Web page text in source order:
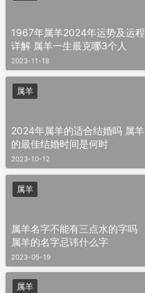
1967年属羊2024年运势及运程
详解 属羊一生最克哪3个人
2023-11-18
2024年属羊的适合结婚吗 属羊
的最佳结婚时间是何时
2023-10-12
属羊
属羊名字不能有三点水的字吗
属羊的名字忌讳什么字
2023-05-19
属羊
属羊